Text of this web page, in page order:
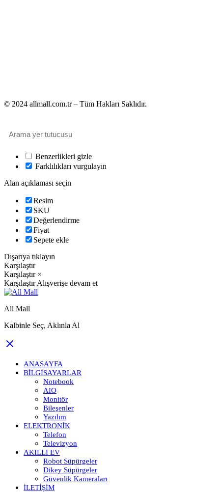
© 2024 allmall.com.tr – Tüm Hakları Saklıdır.
Benzerlikleri gizle
Farklılıkları vurgulayın
Alan açıklaması seçin
Resim
SKU
Değerlendirme
Fiyat
Sepete ekle
Dışarıya tıklayın
Karşılaştır
Karşılaştır ×
Karşılaştır Alışverişe devam et
All Mall
Kalbinle Seç, Aklınla Al
ANASAYFA
BILGISAYARLAR
Notebook
AIO
Monitör
Bileşenler
Yazılım
ELEKTRONIK
Telefon
Televizyon
AKILLI EV
Robot Süpürgeler
Dikey Süpürgeler
Güvenlik Kameraları
İLETIŞIM